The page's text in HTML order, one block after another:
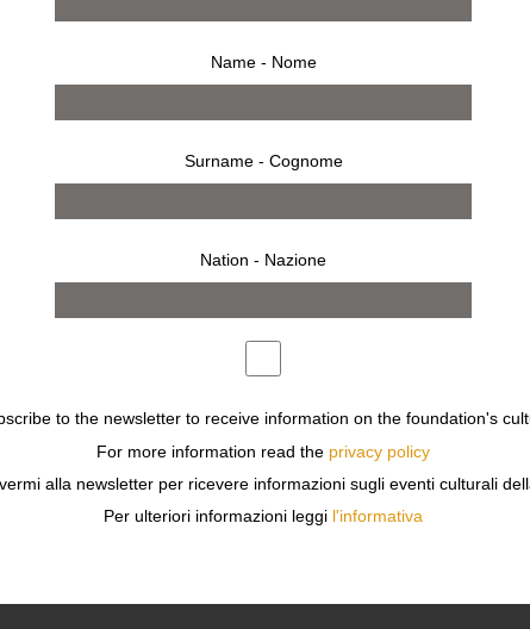
9 giugno 2011 - 31 luglio 2011
MILANO
CHRISTIAN ALS
GROWTH – PRIX PICTET
Name - Nome
Surname - Cognome
Nation - Nazione
to the newsletter to receive information on the foundation's
For more information read the privacy policy
alla newsletter per ricevere informazioni sugli eventi culturali
Per ulteriori informazioni leggi l'informativa